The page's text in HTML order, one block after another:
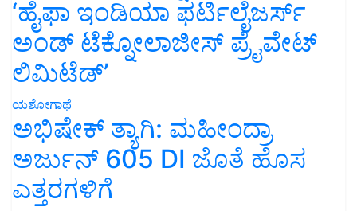
‘ಹೈಫಾ ಇಂಡಿಯಾ ಫರ್ಟಿಲೈಜರ್ಸ್
ಅಂಡ್ ಟೆಕ್ನೋಲಾಜೀಸ್ ಪ್ರೈವೇಟ್
ಲಿಮಿಟೆಡ್’
ಯಶೋಗಾಥೆ
ಅಭಿಷೇಕ್ ತ್ಯಾಗಿ: ಮಹೀಂದ್ರಾ
ಅರ್ಜುನ್ 605 DI ಜೊತೆ ಹೊಸ
ಎತ್ತರಗಳಿಗೆ